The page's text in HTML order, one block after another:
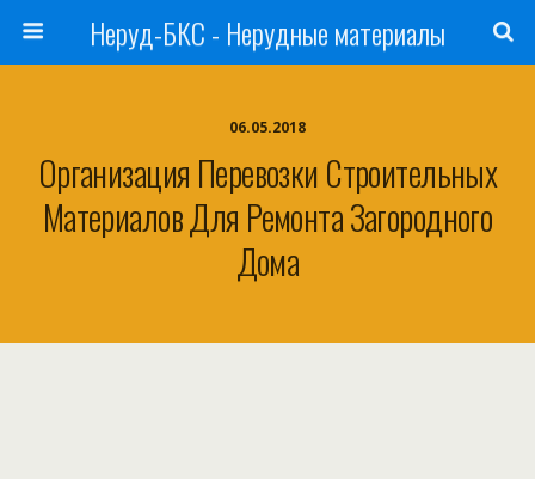
Неруд-БКС - Нерудные материалы
06.05.2018
Организация Перевозки Строительных
Материалов Для Ремонта Загородного
Дома